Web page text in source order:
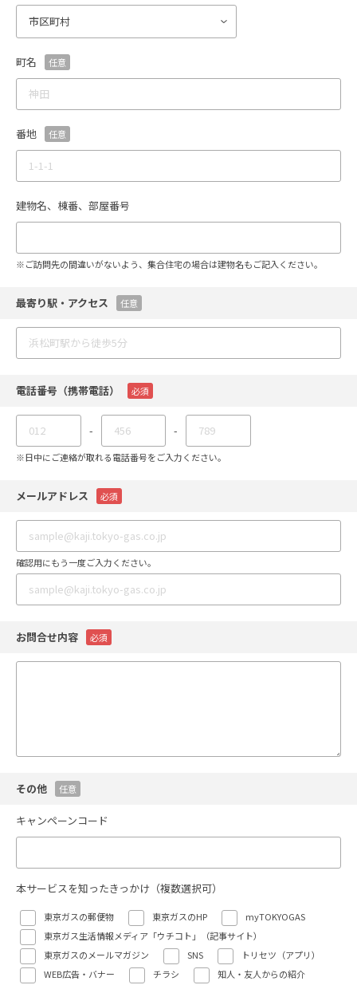
町名 任意
番地 任意
建物名、棟番、部屋番号
※ご訪問先の間違いがないよう、集合住宅の場合は建物名もご記入ください。
最寄り駅・アクセス 任意
電話番号（携帯電話） 必須
- -
※日中にご連絡が取れる電話番号をご入力ください。
メールアドレス 必須
確認用にもう一度ご入力ください。
お問合せ内容 必須
その他 任意
キャンペーンコード
本サービスを知ったきっかけ（複数選択可）
東京ガスの郵便物 東京ガスのHP
myTOKYOGAS
東京ガス生活情報メディア「ウチコト」（記事サイト）
東京ガスのメールマガジン
SNS
トリセツ（アプリ）
WEB広告・バナー
チラシ
知人・友人からの紹介